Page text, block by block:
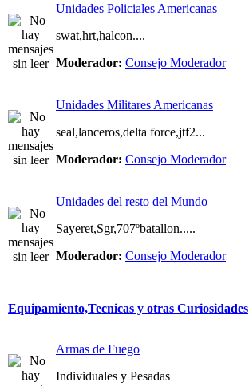
Unidades Policiales Americanas
swat,hrt,halcon....
Moderador: Consejo Moderador
Unidades Militares Americanas
seal,lanceros,delta force,jtf2...
Moderador: Consejo Moderador
Unidades del resto del Mundo
Sayeret,Sgr,707ºbatallon.....
Moderador: Consejo Moderador
Equipamiento,Tecnicas y otras Curiosidades
Armas de Fuego
Individuales y Pesadas